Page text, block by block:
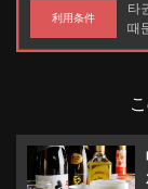
利用条件
타
때